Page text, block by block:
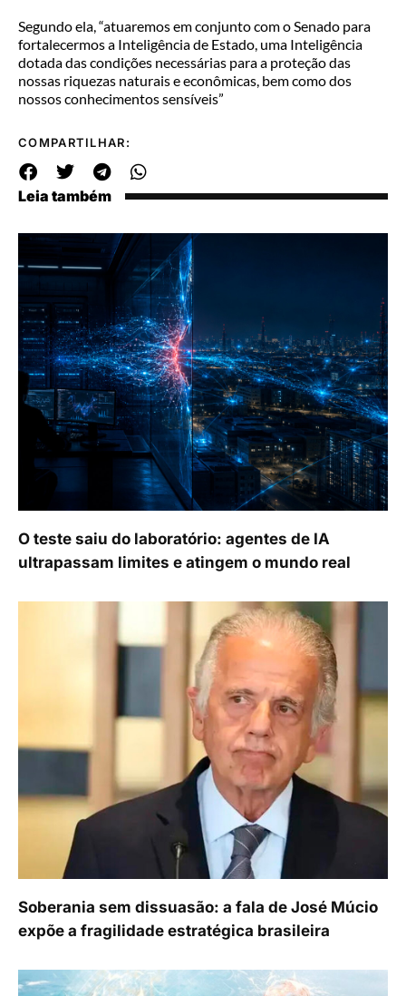
Segundo ela, “atuaremos em conjunto com o Senado para
fortalecermos a Inteligência de Estado, uma Inteligência
dotada das condições necessárias para a proteção das
nossas riquezas naturais e econômicas, bem como dos
nossos conhecimentos sensíveis”
COMPARTILHAR:
Leia também
O teste saiu do laboratório: agentes de IA
ultrapassam limites e atingem o mundo real
Soberania sem dissuasão: a fala de José Múcio
expõe a fragilidade estratégica brasileira